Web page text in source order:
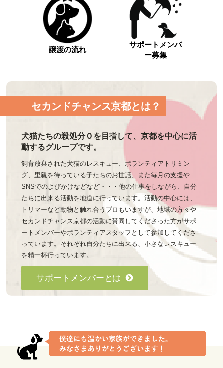
譲渡の流れ
サポートメンバ
ー募集
セカンドチャンス京都とは？
犬猫たちの殺処分０を目指して、京都を中心に活
動するグループです。
飼育放棄された犬猫のレスキュー、ボランティアトリミン
グ、里親を待っている子たちのお世話、また毎月の支援や
SNSでのよびかけなどなど・・・他の仕事をしながら、自分
たちに出来る活動を地道に行っています。活動の中心には、
トリマーなど動物と触れ合うプロもいますが、地域の方々や
セカンドチャンス京都の活動に賛同してくださった方がサポ
ートメンバーやボランティアスタッフとして参加してくださ
っています。それぞれ自分たちに出来る、小さなレスキュー
を精一杯行っています。
サポートメンバーとは